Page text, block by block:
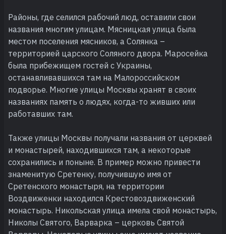
Районы, где селился рабочий люд, оставили свои
названия многим улицам. Мясницкая улица была
местом поселения мясников, а Солянка –
территорией царского Соляного двора. Маросейка
была прибежищем гостей с Украины,
останавливавшихся там на Малороссийском
подворье. Многие улицы Москвы хранят в своих
названиях память о людях, когда-то живших или
работавших там.
Также улицы Москвы получали названия от церквей
и монастырей, находившихся там, а некоторые
сохранились и поныне. В пример можно привести
знаменитую Сретенку, получившую имя от
Сретенского монастыря, на территории
Воздвиженки находился Крестовоздвиженский
монастырь. Никольская улица имела свой монастырь,
Николы Святого, Варварка – церковь Святой